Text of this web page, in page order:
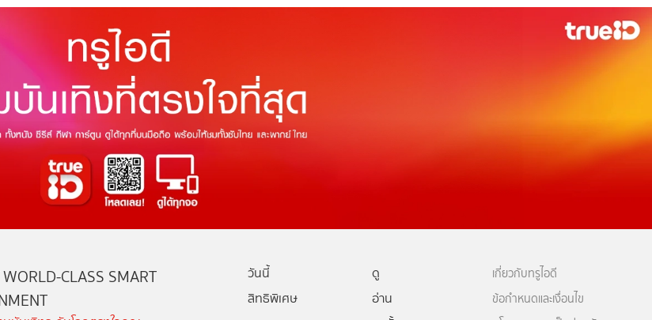
CLASS SMART
วันนี้
ดู
สิทธิพิเศษ
อ่าน
เกี่ยวกับทรูไอดี
ข้อกำหนดและเงื่อนไข